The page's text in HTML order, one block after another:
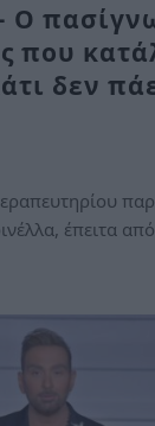
Ο
που
δεν
έπειτα